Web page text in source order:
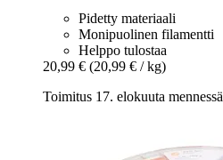
Pidetty materiaali
Monipuolinen filamentti
Helppo tulostaa
20,99 € (20,99 € / kg)
Toimitus 17. elokuuta mennessä